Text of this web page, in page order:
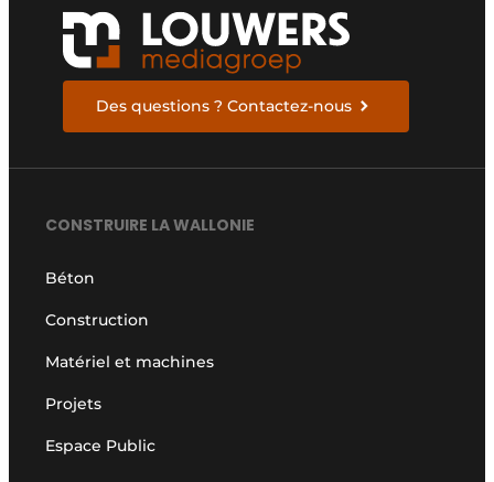
Des questions ? Contactez-nous
CONSTRUIRE LA WALLONIE
Béton
Construction
Matériel et machines
Projets
Espace Public